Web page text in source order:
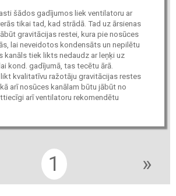
šādos gadījumos liek ventilatoru ar
tikai tad, kad strādā. Tad uz ārsienas
gravitācijas restei, kura pie nosūces
lai neveidotos kondensāts un nepilētu
kanāls tiek likts nedaudz ar leņķi uz
kond. gadījumā, tas tecētu ārā.
kvalitatīvu ražotāju gravitācijas restes
arī nosūces kanālam būtu jābūt no
arī ventilatoru rekomendētu
1 »